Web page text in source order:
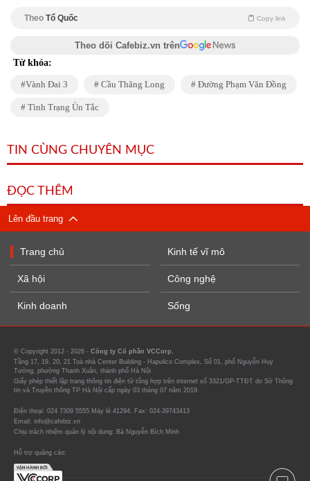
Theo Tổ Quốc Copy link
Theo dõi Cafebiz.vn trên
Từ khóa:
Vành Đai 3 Cầu Thăng Long Đường Phạm Văn Đồng
Tình Trạng Ùn Tắc
TIN CÙNG CHUYÊN MỤC
ĐỌC THÊM
Lên đầu trang
Trang chủ
Xã hội
Kinh doanh
Kinh tế vĩ mô
Công nghệ
Sống
© Copyright 2012 - 2026 - Công ty Cổ phần VCCorp.
Tầng 17, 19, 20, 21 Toà nhà Center Building - Hapulico Complex, Số 01, phố Nguyễn Huy
Tưởng, phường Thanh Xuân, thành phố Hà Nội
Giấy phép thiết lập trang thông tin điện tử tổng hợp trên internet số 3321/GP-TTĐT do Sở Thông
tin và Truyền thông TP Hà Nội cấp ngày 03 tháng 07 năm 2019.
Điện thoại: 024 7309 5555 Máy lẻ 41294. Fax: 024-39743413
Email: info@cafebiz.vn
Chịu trách nhiệm quản lý nội dung: Bà Nguyễn Bích Minh
Hỗ trợ quảng cáo: